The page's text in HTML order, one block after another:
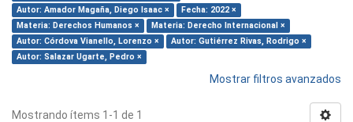
Autor: Amador Magaña, Diego Isaac ×
Fecha: 2022 ×
Materia: Derechos Humanos ×
Materia: Derecho Internacional ×
Autor: Córdova Vianello, Lorenzo ×
Autor: Gutiérrez Rivas, Rodrigo ×
Autor: Salazar Ugarte, Pedro ×
Mostrar filtros avanzados
Mostrando ítems 1-1 de 1